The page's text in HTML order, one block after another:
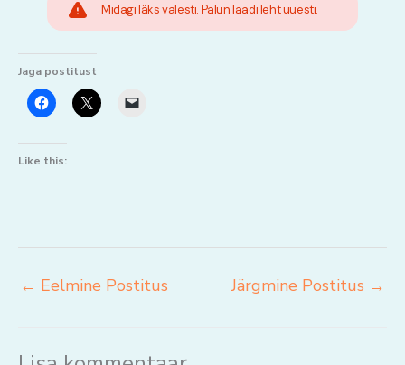
Midagi läks valesti. Palun laadi leht uuesti.
Jaga postitust
Like this:
← Eelmine Postitus Järgmine Postitus →